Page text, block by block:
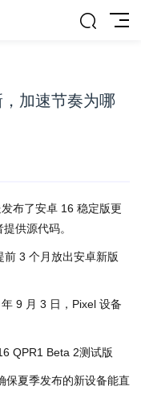
加速节奏为哪
布了安卓 16 稳定版更
供源代码。
前 3 个月放出安卓新版
9 月 3 日，Pixel 设备
保夏季发布的新设备能直